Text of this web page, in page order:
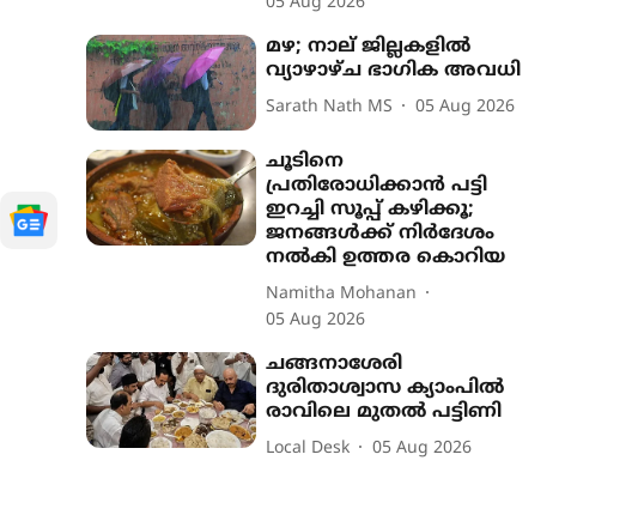
മഴ; നാല് ജില്ലകളിൽ
വ്യാഴാഴ്ച ഭാഗിക അവധി
Sarath Nath MS 05 Aug 2026
ചൂടിനെ
പ്രതിരോധിക്കാൻ പട്ടി
ഇറച്ചി സൂപ്പ് കഴിക്കൂ;
ജനങ്ങൾക്ക് നിർദേശം
നൽകി ഉത്തര കൊറിയ
Namitha Mohanan
05 Aug 2026
ചങ്ങനാശേരി
ദുരിതാശ്വാസ ക്യാംപിൽ
രാവിലെ മുതൽ പട്ടിണി
Local Desk 05 Aug 2026